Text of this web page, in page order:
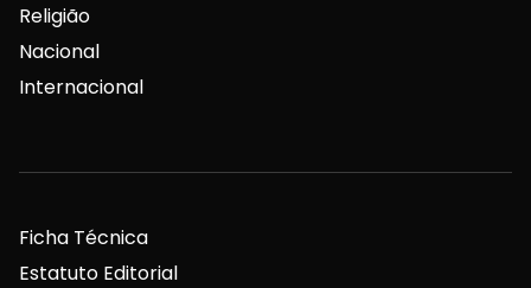
Religião
Nacional
Internacional
Ficha Técnica
Estatuto Editorial